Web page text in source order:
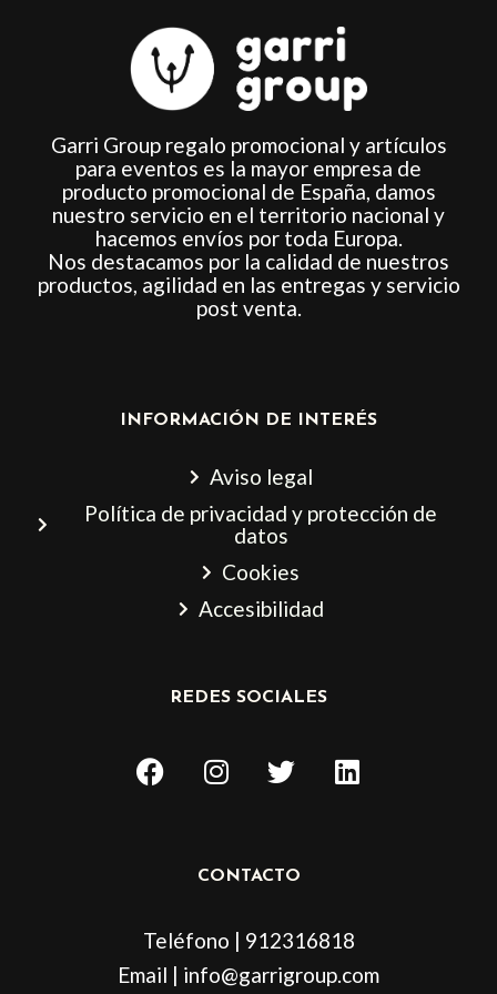
Garri Group regalo promocional y artículos
para eventos es la mayor empresa de
producto promocional de España, damos
nuestro servicio en el territorio nacional y
hacemos envíos por toda Europa.
Nos destacamos por la calidad de nuestros
productos, agilidad en las entregas y servicio
post venta.
INFORMACIÓN DE INTERÉS
Aviso legal
Política de privacidad y protección de
datos
Cookies
Accesibilidad
REDES SOCIALES
F
a
k
I
n
a
a
m
T
w
t
L
i
n
CONTACTO
Teléfono | 912316818
Email | info@garrigroup.com